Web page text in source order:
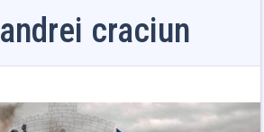
andrei craciun